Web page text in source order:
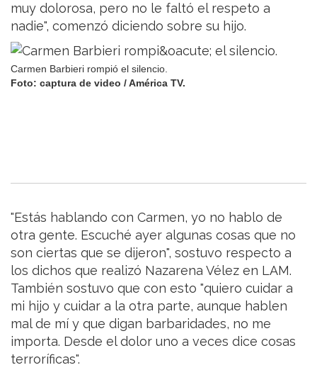
muy dolorosa, pero no le faltó el respeto a
nadie", comenzó diciendo sobre su hijo.
Carmen Barbieri rompió el silencio.
Foto: captura de video / América TV.
"Estás hablando con Carmen, yo no hablo de
otra gente. Escuché ayer algunas cosas que no
son ciertas que se dijeron", sostuvo respecto a
los dichos que realizó Nazarena Vélez en LAM.
También sostuvo que con esto "quiero cuidar a
mi hijo y cuidar a la otra parte, aunque hablen
mal de mí y que digan barbaridades, no me
importa. Desde el dolor uno a veces dice cosas
terroríficas".